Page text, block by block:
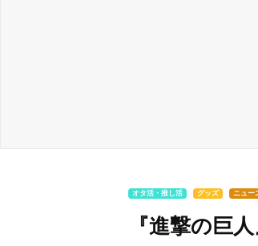
オタ活・推し活 グッズ ニュー
『進撃の巨